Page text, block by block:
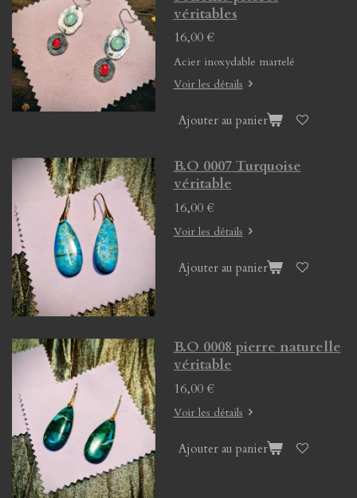
véritables
16,00 €
Acier inoxydable martelé
Voir les détails
Ajouter au panier
B.O 0007 Turquoise
véritable
16,00 €
Voir les détails
Ajouter au panier
B.O 0008 pierre naturelle
véritable
16,00 €
Voir les détails
Ajouter au panier